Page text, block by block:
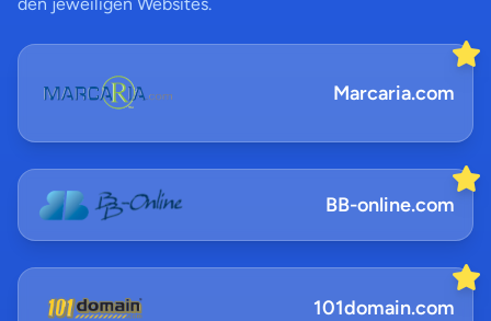
Marcaria.com
BB-online.com
101domain.com